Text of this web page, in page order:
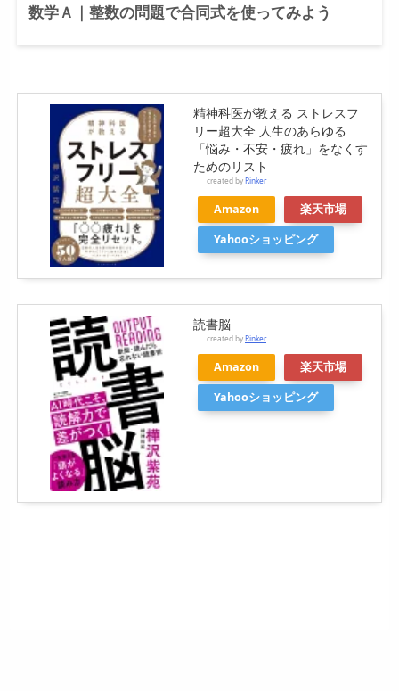
数学Ａ｜整数の問題で合同式を使ってみよう
精神科医が教える ストレスフ
リー超大全 人生のあらゆる
「悩み・不安・疲れ」をなくす
ためのリスト
created by Rinker
Amazon
楽天市場
Yahooショッピング
読書脳
created byRinker
Amazon
楽天市場
Yahooショッピング